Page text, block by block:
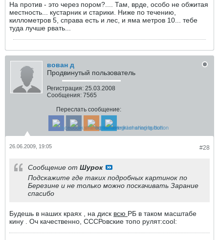
На против - это через пором?.... Там, врде, особо не обжитая
местность... кустарник и старики. Ниже по течению,
киллометров 5, справа есть и лес, и яма метров 10... тебе
туда лучше рвать...
вован д
Продвинутый пользователь
Регистрация: 25.03.2008
Сообщения: 7565
Переслать сообщение:
#28
26.06.2009, 19:05
Сообщение от Шурок
Подскажите где таких подробных картинок по
Березине и не только можно поскачивать Зарание
спасибо
Будешь в наших краях , на диск всю РБ в таком масштабе
кину . Оч качественно, СССРовские топо рулят:cool: